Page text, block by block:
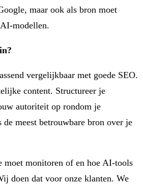
maar ook als bron moet
modellen.
vergelijkbaar met goede SEO.
content. Structureer je
autoriteit op rondom je
de meest betrouwbare bron over je
monitoren of en hoe AI-tools
doen dat voor onze klanten. We